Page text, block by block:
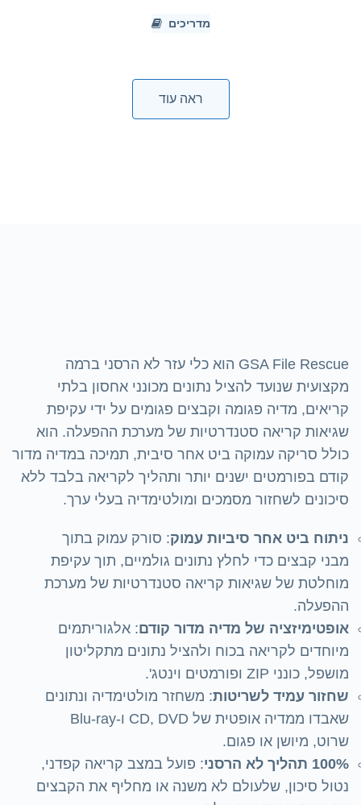
מדריכים
ראה עוד
GSA File Rescue הוא כלי עזר לא הרסני ברמה
מקצועית שנועד להציל נתונים מכונני אחסון בלתי
קריאים, מדיה פגומה וקבצים פגומים על ידי עקיפת
שגיאות קריאה סטנדרטיות של מערכת ההפעלה. הוא
כולל סריקה עמוקה ביט אחר סיבית, תמיכה במדיה מדור
קודם בפורמטים ישנים יותר ותהליך לקריאה בלבד ללא
סיכונים לשחזור מסמכים ומולטימדיה בעלי ערך.
ניתוח ביט אחר סיביות עמוק: סורק עמוק בתוך
מבני קבצים כדי לחלץ נתונים גולמיים, תוך עקיפת
מוחלטת של שגיאות קריאה סטנדרטיות של מערכת
ההפעלה.
אופטימיזציה של מדיה מדור קודם: אלגוריתמים
מיוחדים לקריאה בכוח ולהציל נתונים מתקליטון
מושפל, כונני ZIP ופורמטים וינטג'.
שחזור עמיד לשריטות: משחזר מולטימדיה ונתונים
שאבדו ממדיה אופטית של CD, DVD ו-Blu-ray
שרוט, מיושן או פגום.
100% תהליך לא הרסני
: פועל במצב קריאה קפדני,
נטול סיכון, שלעולם לא משנה או מחליף את הקבצים